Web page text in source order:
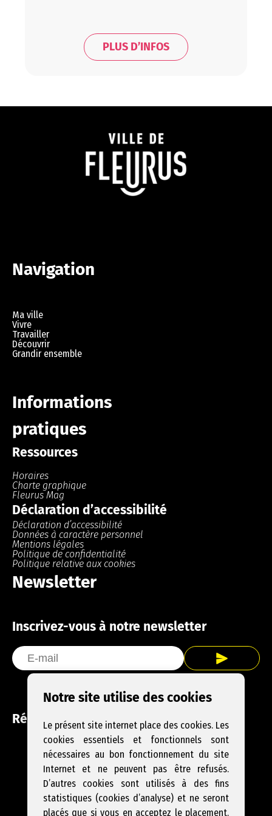
PLUS D’INFOS
Navigation
Ma ville
Vivre
Travailler
Découvrir
Grandir ensemble
Informations
pratiques
Ressources
Horaires
Charte graphique
Fleurus Mag
Déclaration d’accessibilité
Déclaration d’accessibilité
Données à caractère personnel
Mentions légales
Politique de confidentialité
Politique relative aux cookies
Newsletter
Inscrivez-vous à notre newsletter
Réseaux sociaux
Facebook
Instagram
YouTube
Notre site utilise des cookies
Le présent site internet place des cookies. Les
cookies essentiels et fonctionnels sont
nécessaires au bon fonctionnement du site
Internet et ne peuvent pas être refusés.
D’autres cookies sont utilisés à des fins
statistiques (cookies d’analyse) et ne seront
placés que si vous en acceptez le placement.